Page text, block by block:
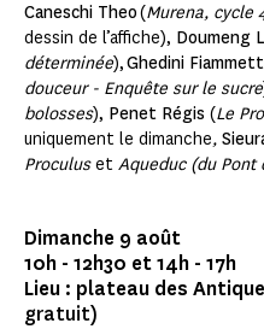
Caneschi Theo(Murena, cycle
dessin de l’affiche), Doumeng
déterminée),Ghedini
douceur - Enquête sur le sucre
bolosses), Penet Régis (Le
uniquement le dimanche,
Proculuset Aqueduc (du Pont
Dimanche 9 août
10h - 12h30 et 14h - 17h
Lieu : plateau des
gratuit)